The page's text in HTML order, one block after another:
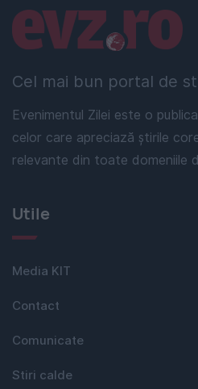
Cel mai bun portal de
Evenimentul Zilei este o
celor care apreciază știrile
relevante din toate domeniile
Linkuri utile
Utile
Media KIT
Contact
Comunicate
Stiri calde